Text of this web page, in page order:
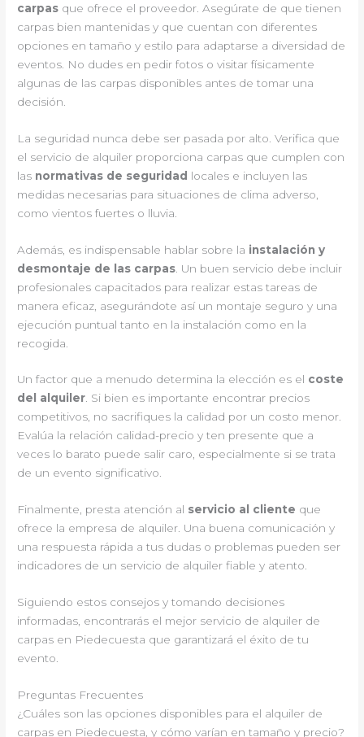
carpas que ofrece el proveedor. Asegúrate de que tienen
carpas bien mantenidas y que cuentan con diferentes
opciones en tamaño y estilo para adaptarse a diversidad de
eventos. No dudes en pedir fotos o visitar físicamente
algunas de las carpas disponibles antes de tomar una
decisión.
La seguridad nunca debe ser pasada por alto. Verifica que
el servicio de alquiler proporciona carpas que cumplen con
las normativas de seguridad locales e incluyen las
medidas necesarias para situaciones de clima adverso,
como vientos fuertes o lluvia.
Además, es indispensable hablar sobre la instalación y
desmontaje de las carpas . Un buen servicio debe incluir
profesionales capacitados para realizar estas tareas de
manera eficaz, asegurándote así un montaje seguro y una
ejecución puntual tanto en la instalación como en la
recogida.
Un factor que a menudo determina la elección es el coste
del alquiler. Si bien es importante encontrar precios
competitivos, no sacrifiques la calidad por un costo menor.
Evalúa la relación calidad-precio y ten presente que a
veces lo barato puede salir caro, especialmente si se trata
de un evento significativo.
Finalmente, presta atención al servicio al cliente que
ofrece la empresa de alquiler. Una buena comunicación y
una respuesta rápida a tus dudas o problemas pueden ser
indicadores de un servicio de alquiler fiable y atento.
Siguiendo estos consejos y tomando decisiones
informadas, encontrarás el mejor servicio de alquiler de
carpas en Piedecuesta que garantizará el éxito de tu
evento.
Preguntas Frecuentes
¿Cuáles son las opciones disponibles para el alquiler de
carpas en Piedecuesta, y cómo varían en tamaño y precio?